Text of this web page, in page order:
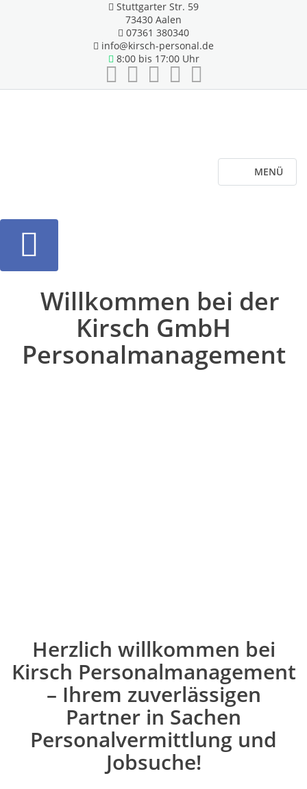
Stuttgarter Str. 59
73430 Aalen
07361 380340
info@kirsch-personal.de
8:00 bis 17:00 Uhr
MENÜ
Willkommen bei der
Kirsch GmbH
Personalmanagement
Herzlich willkommen bei
Kirsch Personalmanagement
– Ihrem zuverlässigen
Partner in Sachen
Personalvermittlung und
Jobsuche!